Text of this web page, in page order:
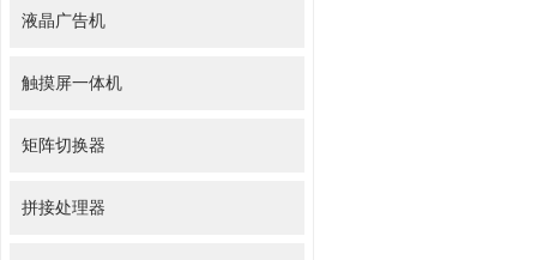
液晶广告机
触摸屏一体机
矩阵切换器
拼接处理器